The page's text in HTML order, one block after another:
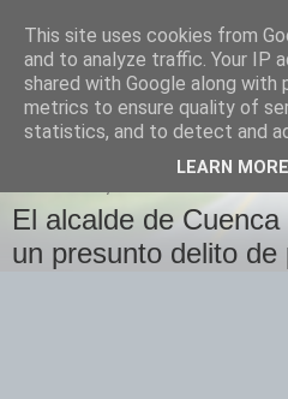
Izquierda
Desde Cuenca para el mundo
El alcalde de
un presunto delito de
This site uses cookies from
and to analyze traffic. Your IP
shared with Google along with
metrics to ensure quality of
statistics, and to detect and
LEARN MORE